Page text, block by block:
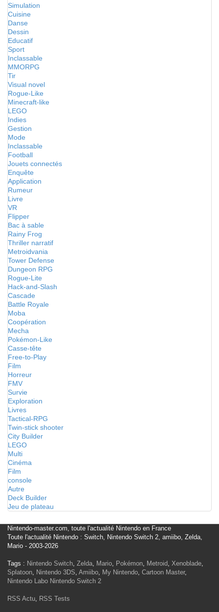
Simulation
Cuisine
Danse
Dessin
Educatif
Sport
Inclassable
MMORPG
Tir
Visual novel
Rogue-Like
Minecraft-like
LEGO
Indies
Gestion
Mode
Inclassable
Football
Jouets connectés
Enquête
Application
Rumeur
Livre
VR
Flipper
Bac à sable
Rainy Frog
Thriller narratif
Metroidvania
Tower Defense
Dungeon RPG
Rogue-Lite
Hack-and-Slash
Cascade
Battle Royale
Moba
Coopération
Mecha
Pokémon-Like
Casse-tête
Free-to-Play
Film
Horreur
FMV
Survie
Exploration
Livres
Tactical-RPG
Twin-stick shooter
City Builder
LEGO
Multi
Cinéma
Film
console
Autre
Deck Builder
Jeu de plateau
Nintendo-master.com, toute l'actualité Nintendo en France
Toute l'actualité Nintendo : Switch, Nintendo Switch 2, amiibo, Zelda,
Mario - 2003-2026
Tags : Nintendo Switch, Zelda, Mario, Pokémon, Metroid, Xenoblade,
Splatoon, Nintendo 3DS, Amiibo, My Nintendo, Cartoon Master,
Nintendo Labo Nintendo Switch 2
RSS Actu, RSS Tests